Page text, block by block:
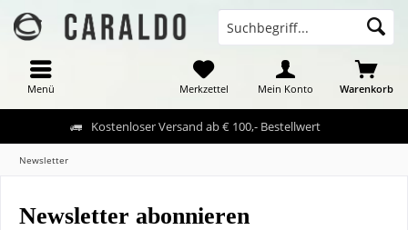
Kostenloser Versand ab € 100,- Bestellwert
Menü Warenkorb
Merkzettel Mein Konto
Newsletter
Newsletter abonnieren